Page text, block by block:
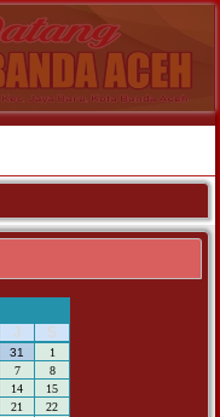
J S
31
1
7
8
14
15
21
22